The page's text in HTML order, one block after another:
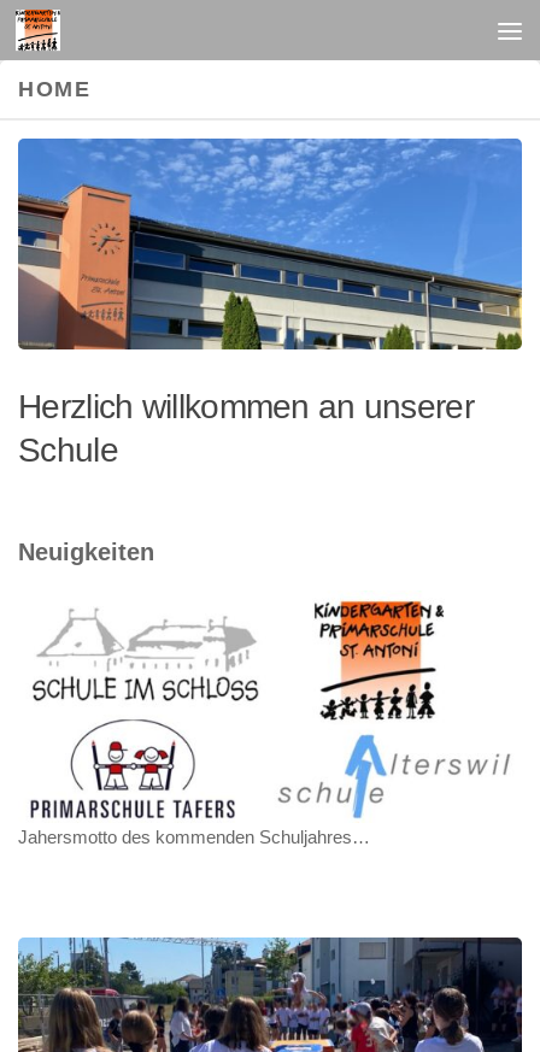
Unter dem Inhalt
HOME
Herzlich willkommen an unserer
Schule
Neuigkeiten
Jahersmotto des kommenden Schuljahres…